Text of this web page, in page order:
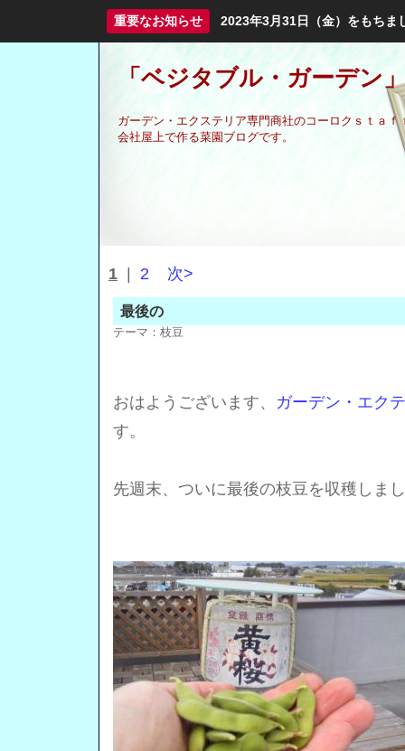
重要なお知らせ 2023年3月31日（金）をもちま
「ベジタブル・ガーデン
ガーデン・エクステリア専門商社のコーロクｓｔａｆ
会社屋上で作る菜園ブログです。
1 2 次>
最後の
テーマ： 枝豆
おはようございます、 ガーデン・エク
す。
先週末、ついに最後の枝豆を収穫しま